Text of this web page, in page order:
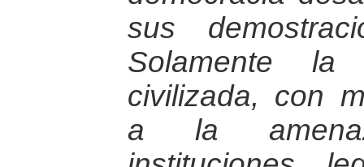
sus
Solamente
civilizada, con
a la